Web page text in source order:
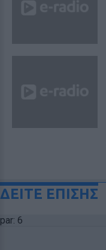
ΔΕΙΤΕ ΕΠΙΣΗΣ
par: 6